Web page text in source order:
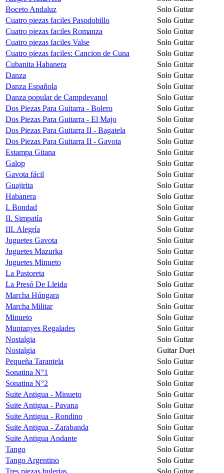
Boceto Andaluz
Solo Guitar
Cuatro piezas faciles Pasodobillo
Solo Guitar
Cuatro piezas faciles Romanza
Solo Guitar
Cuatro piezas faciles Valse
Solo Guitar
Cuatro piezas faciles: Cancion de Cuna
Solo Guitar
Cubanita Habanera
Solo Guitar
Danza
Solo Guitar
Danza Española
Solo Guitar
Danza popular de Campdevanol
Solo Guitar
Dos Piezas Para Guitarra - Bolero
Solo Guitar
Dos Piezas Para Guitarra - El Majo
Solo Guitar
Dos Piezas Para Guitarra II - Bagatela
Solo Guitar
Dos Piezas Para Guitarra II - Gavota
Solo Guitar
Estampa Gitana
Solo Guitar
Galop
Solo Guitar
Gavota fácil
Solo Guitar
Guajirita
Solo Guitar
Habanera
Solo Guitar
I. Bondad
Solo Guitar
II. Simpatía
Solo Guitar
III. Alegría
Solo Guitar
Juguetes Gavota
Solo Guitar
Juguetes Mazurka
Solo Guitar
Juguetes Minueto
Solo Guitar
La Pastoreta
Solo Guitar
La Presó De Lleida
Solo Guitar
Marcha Húngara
Solo Guitar
Marcha Militar
Solo Guitar
Minueto
Solo Guitar
Muntanyes Regalades
Solo Guitar
Nostalgia
Solo Guitar
Nostalgia
Guitar Duet
Pequeña Tarantela
Solo Guitar
Sonatina N°1
Solo Guitar
Sonatina N°2
Solo Guitar
Suite Antigua - Minueto
Solo Guitar
Suite Antigua - Pavana
Solo Guitar
Suite Antigua - Rondino
Solo Guitar
Suite Antigua - Zarabanda
Solo Guitar
Suite Antigua Andante
Solo Guitar
Tango
Solo Guitar
Tango Argentino
Solo Guitar
Tres piezas bulerias
Solo Guitar